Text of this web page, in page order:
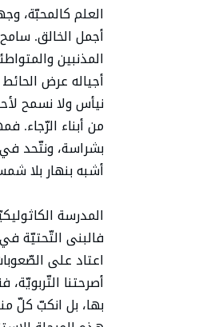
العلم كالمحبّة،
أجمل الخالق.
المذنبين
أجياله عرض
نيأس ولا نسمح
من أبناء الرّجاء.
بشراسة، ونتّحد في
أشبه بنهار بلا
المدرسة
فالبنى التّحتيّة
اعتاد على
أصرحتنا
بها، بل انكبّ كلّ